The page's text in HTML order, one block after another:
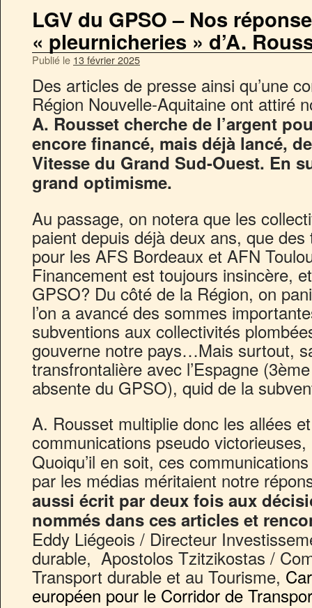
LGV du GPSO – Nos
« pleurnicheries » d’A.
Publié le 13 février 2025
Des articles de presse ainsi qu’une
Région Nouvelle-Aquitaine ont attiré
A. Rousset cherche de l’argent
encore financé, mais déjà lancé,
Vitesse du Grand Sud-Ouest. En
grand optimisme.
Au passage, on notera que les
paient depuis déjà deux ans, que
pour les AFS Bordeaux et AFN
Financement est toujours insincère,
GPSO? Du côté de la Région, on
l’on a avancé des sommes
subventions aux collectivités
gouverne notre pays…Mais surtout,
transfrontalière avec l’Espagne
absente du GPSO), quid de la
A. Rousset multiplie donc les allées
communications pseudo
Quoiqu’il en soit, ces
par les médias méritaient notre
aussi écrit par deux fois aux
nommés dans ces articles et
Eddy Liégeois / Directeur
durable, Apostolos Tzitzikostas /
Transport durable et au Tourisme,
européen pour le Corridor de